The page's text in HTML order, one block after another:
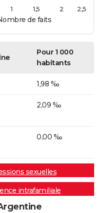
de faits
1 1,5 2 2,5
Pour 1 000
habitants
1,98 ‰
2,09 ‰
0,00 ‰
sexuelles
intrafamiliale